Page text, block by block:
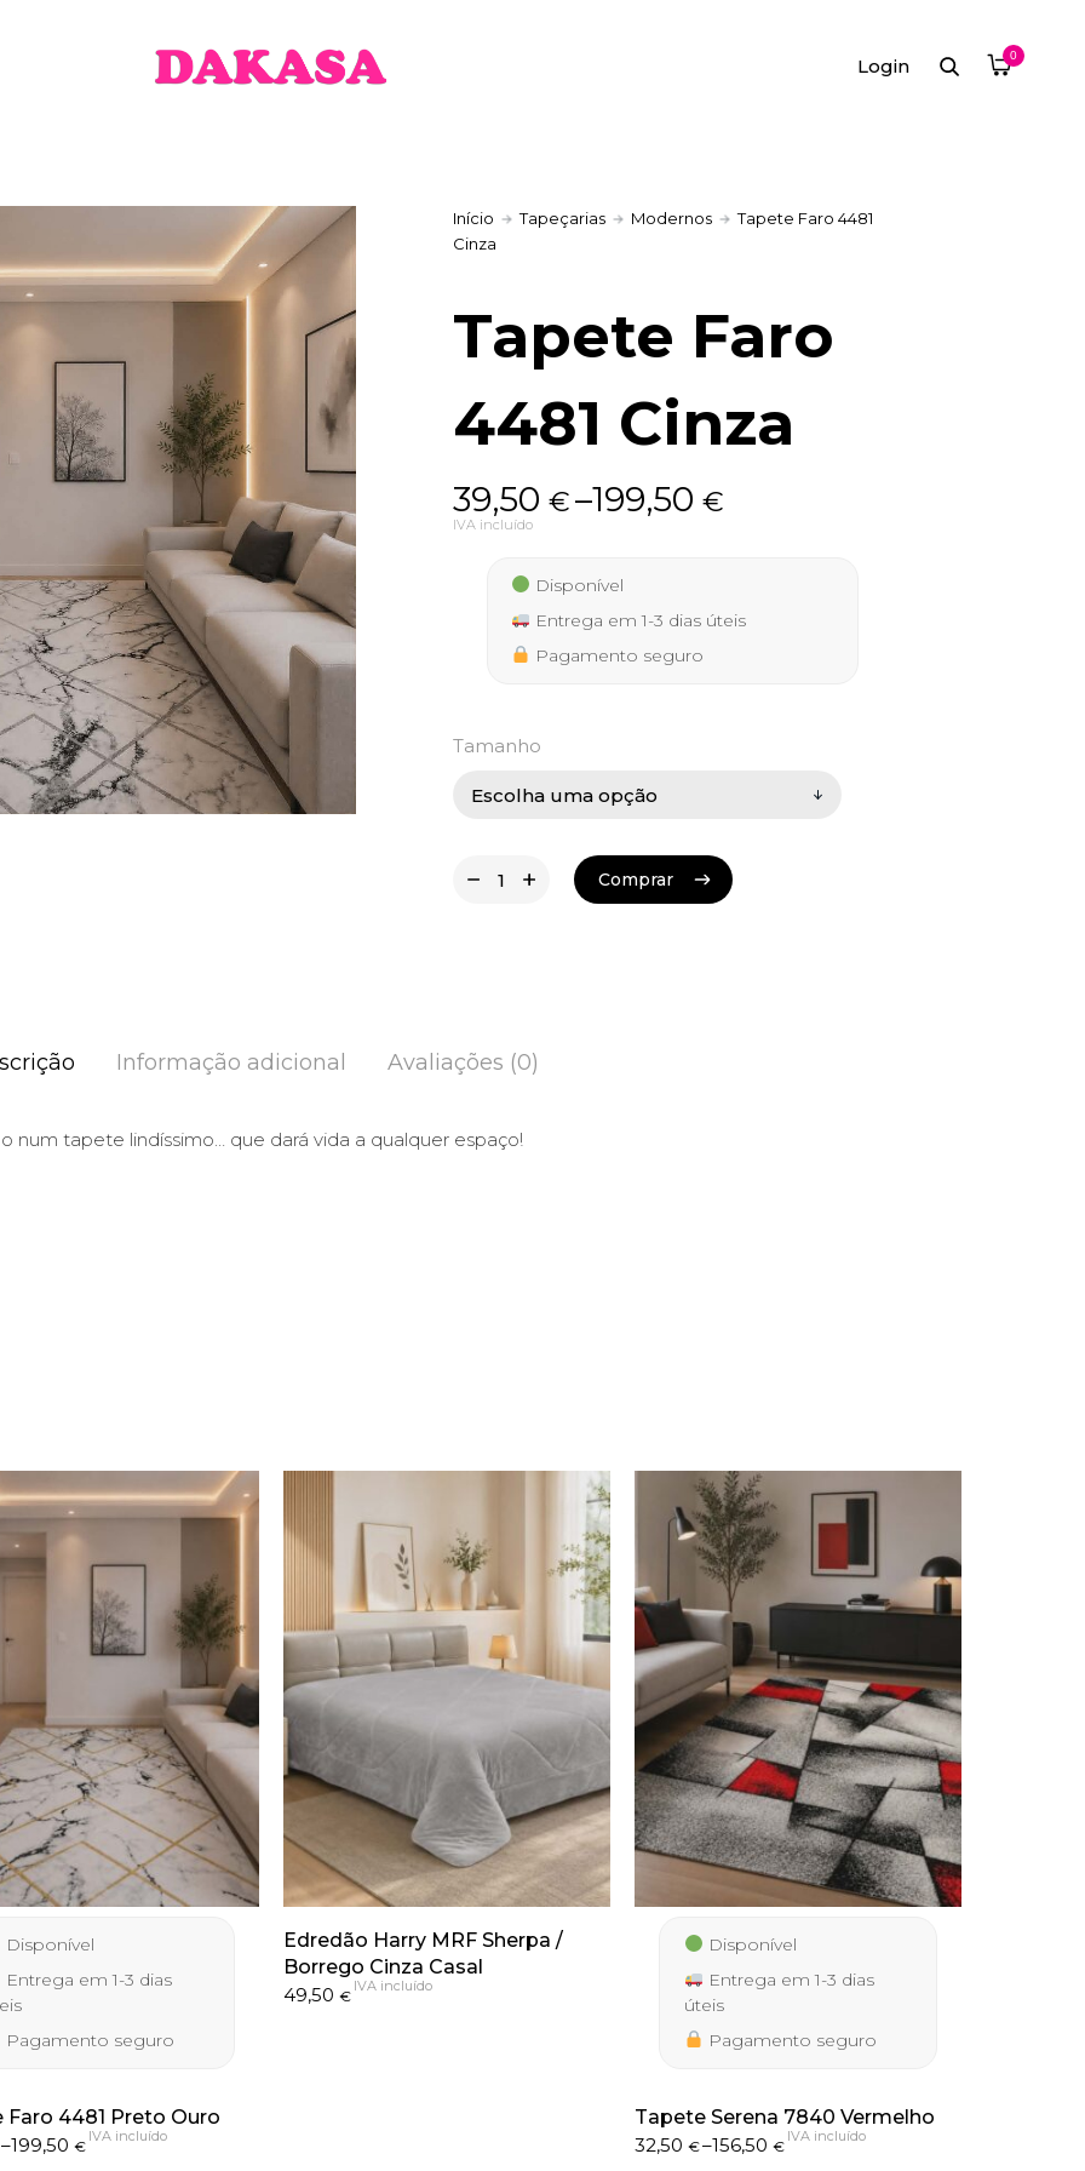
Login 0
Início Tapeçarias Modernos
Tapete Faro 4481
Cinza
Tapete Faro
4481 Cinza
39,50€–199,50€
Price
range:
39,50 €
through
199,50 €
IVA incluído
Disponível
Entrega em 1-3 dias úteis
Pagamento seguro
Tamanho
Comprar
Comprar
Informação adicional Avaliações (0)
num tapete lindíssimo… que dará vida a qualquer espaço!
Disponível
Entrega em 1-3 dias
Pagamento seguro
Faro 4481 Preto Ouro
–199,50€
IVA incluído
Edredão Harry MRF Sherpa /
Borrego Cinza Casal
49,50 €
IVA incluído
Disponível
Entrega em 1-3 dias
úteis
Pagamento seguro
Tapete Serena 7840 Vermelho
32,50 €–156,50€
Price
IVA incluído